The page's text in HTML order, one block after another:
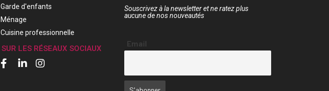
Garde d'enfants
Ménage
Cuisine professionnelle
SUR LES RÉSEAUX SOCIAUX
Souscrivez à la newsletter et ne ratez plus
aucune de nos nouveautés
Email